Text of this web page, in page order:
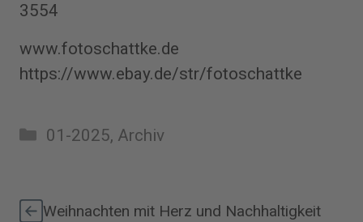
3554
www.fotoschattke.de
https://www.ebay.de/str/fotoschattke
Kategorien
01-2025, Archiv
Weihnachten mit Herz und Nachhaltigkeit